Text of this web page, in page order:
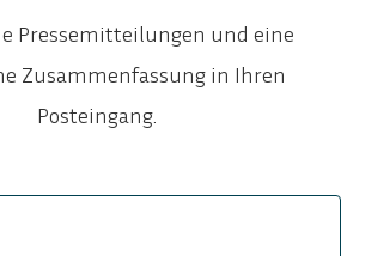
Pressemitteilungen und eine
Zusammenfassung in Ihren
Posteingang.